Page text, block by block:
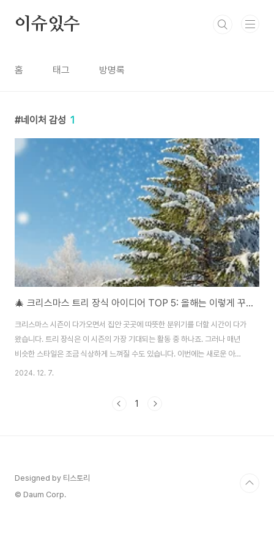
이슈있수
홈 태그 방명록
네이처 감성 1
🎄 크리스마스 트리 장식 아이디어 TOP 5: 올해는 이렇게 꾸며보세요!
크리스마스 시즌이 다가오면서 집안 곳곳에 따뜻한 분위기를 더할 시간이 다가
왔습니다. 트리 장식은 이 시즌의 가장 기대되는 활동 중 하나죠. 그러나 매년
비슷한 스타일은 조금 식상하게 느껴질 수도 있습니다. 이번에는 새로운 아이
디어로 독창적이고 특별한 크리스마스 트리를 완성해 보세요. 지금부터 당신의
합니다! 🌟1. 미니멀리즘 화이트 트리 🤍단순하면서도 세련된 분위기를 원한다
2024. 12. 7.
1
Designed by 티스토리
© Daum Corp.